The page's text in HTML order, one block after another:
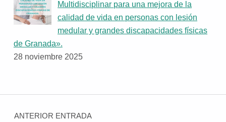
Multidisciplinar para una mejora de la
calidad de vida en personas con lesión
medular y grandes discapacidades físicas
de Granada».
28 noviembre 2025
Navegación de entradas
ANTERIOR ENTRADA